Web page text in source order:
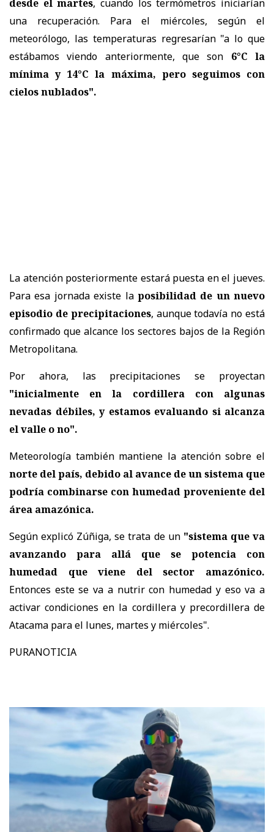
desde el martes, cuando los termómetros iniciarían
una recuperación. Para el miércoles, según el
meteorólogo, las temperaturas regresarían "a lo que
estábamos viendo anteriormente, que son 6°C la
mínima y 14°C la máxima, pero seguimos con
cielos nublados".
La atención posteriormente estará puesta en el jueves.
Para esa jornada existe la posibilidad de un nuevo
episodio de precipitaciones, aunque todavía no está
confirmado que alcance los sectores bajos de la Región
Metropolitana.
Por ahora, las precipitaciones se proyectan
"inicialmente en la cordillera con algunas
nevadas débiles, y estamos evaluando si alcanza
el valle o no".
Meteorología también mantiene la atención sobre el
norte del país, debido al avance de un sistema que
podría combinarse con humedad proveniente del
área amazónica.
Según explicó Zúñiga, se trata de un "sistema que va
avanzando para allá que se potencia con
humedad que viene del sector amazónico.
Entonces este se va a nutrir con humedad y eso va a
activar condiciones en la cordillera y precordillera de
Atacama para el lunes, martes y miércoles".
PURANOTICIA